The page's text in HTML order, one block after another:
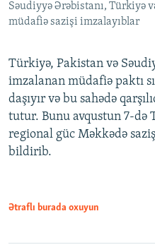
Səudiyyə Ərəbistanı, Türkiyə
müdafiə sazişi imzalayıblar
Türkiyə, Pakistan və
imzalanan müdafiə paktı
daşıyır və bu sahədə
tutur. Bunu avqustun 7-də
regional güc Məkkədə
bildirib.
Ətraflı burada oxuyun